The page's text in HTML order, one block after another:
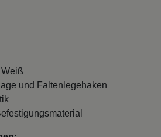
und Faltenlegehaken